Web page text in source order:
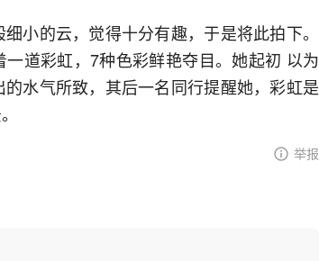
小的云，觉得十分有趣，于是将此拍下。
道彩虹，7种色彩鲜艳夺目。她起初 以为
水气所致，其后一名同行提醒她，彩虹是
举报